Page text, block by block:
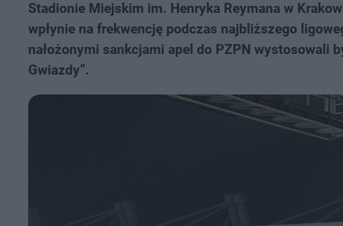
Stadionie Miejskim im. Henryka Reymana w
wpłynie na frekwencję podczas najbliższego
nałożonymi sankcjami apel do PZPN wystosowali
Gwiazdy”.